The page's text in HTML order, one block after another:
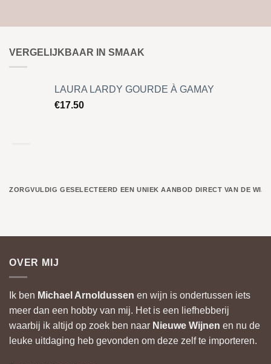
VERGELIJKBAAR IN SMAAK
LAURA LARDY GOURDE À GAMAY
€17.50
ZORGVULDIG GESELECTEERD EEN UNIEK AANBOD DIRECT VAN DE
OVER MIJ
Ik ben Michael Arnoldussen en wijn is ondertussen iets
meer dan een hobby van mij. Het is een liefhebberij
waarbij ik altijd op zoek ben naar Nieuwe Wijnen en nu de
leuke uitdaging heb gevonden om deze zelf te importeren.